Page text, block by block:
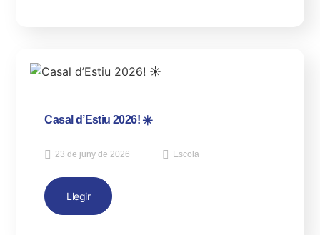
Casal d’Estiu 2026! ☀️
23 de juny de 2026 Escola
Llegir